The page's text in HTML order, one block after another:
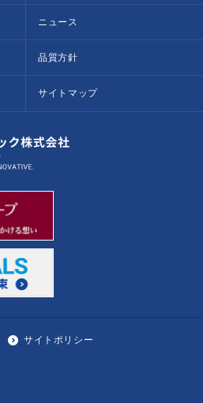
ニュース
品質方針
サイトマップ
サイトポリシー